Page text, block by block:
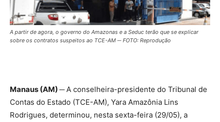
A partir de agora, o governo do Amazonas e a Seduc terão que se explicar
sobre os contratos suspeitos ao TCE-AM ─ FOTO: Reprodução
Manaus (AM) ─A conselheira-presidente do Tribunal de
Contas do Estado (TCE-AM), Yara Amazônia Lins
Rodrigues, determinou, nesta sexta-feira (29/05), a